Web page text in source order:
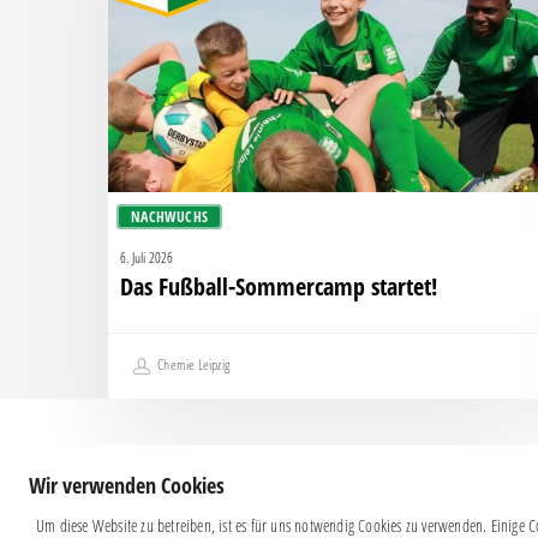
NACHWUCHS
startet!
6. Juli 2026
Das Fußball-Sommercamp startet!
Chemie Leipzig
Wir verwenden Cookies
Um diese Website zu betreiben, ist es für uns notwendig Cookies zu verwenden.